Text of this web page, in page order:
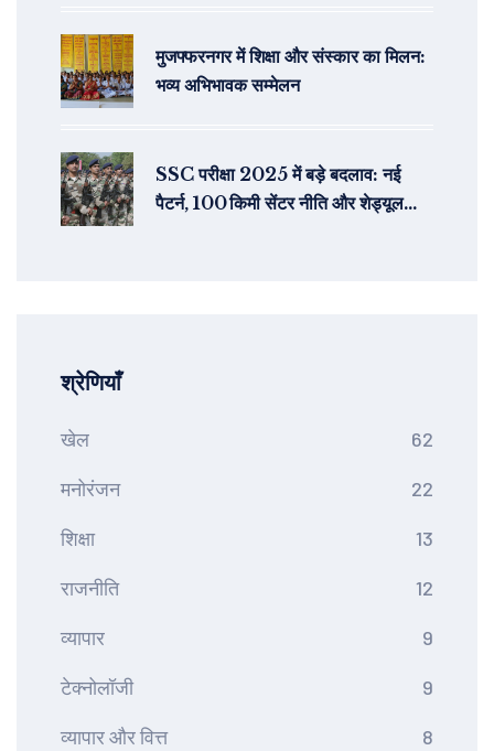
मुजफ्फरनगर में शिक्षा और संस्कार का मिलन:
भव्य अभिभावक सम्मेलन
SSC परीक्षा 2025 में बड़े बदलाव: नई
पैटर्न, 100 किमी सेंटर नीति और शेड्यूल
श्रेणियाँ
खेल 62
मनोरंजन 22
शिक्षा 13
राजनीति 12
व्यापार 9
टेक्नोलॉजी 9
व्यापार और वित्त 8